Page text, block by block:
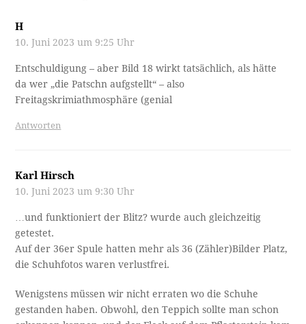
H
10. Juni 2023 um 9:25 Uhr
Entschuldigung – aber Bild 18 wirkt tatsächlich, als hätte
da wer „die Patschn aufgstellt“ – also
Freitagskrimiathmosphäre (genial
Antworten
Karl Hirsch
10. Juni 2023 um 9:30 Uhr
…und funktioniert der Blitz? wurde auch gleichzeitig
getestet.
Auf der 36er Spule hatten mehr als 36 (Zähler)Bilder Platz,
die Schuhfotos waren verlustfrei.
Wenigstens müssen wir nicht erraten wo die Schuhe
gestanden haben. Obwohl, den Teppich sollte man schon